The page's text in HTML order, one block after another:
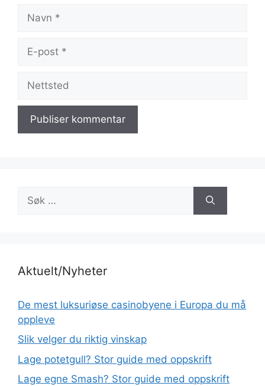
post
etter:
Aktuelt/Nyheter
De mest luksuriøse casinobyene i Europa du må
oppleve
Slik velger du riktig vinskap
Lage potetgull? Stor guide med oppskrift
Lage egne Smash? Stor guide med oppskrift